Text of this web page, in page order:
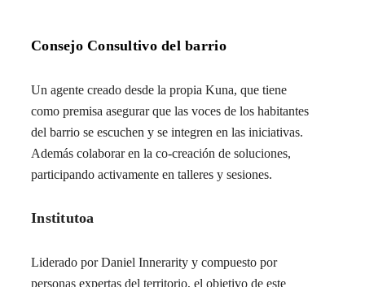
Consejo Consultivo del barrio
Un agente creado desde la propia Kuna, que tiene
como premisa asegurar que las voces de los habitantes
del barrio se escuchen y se integren en las iniciativas.
Además colaborar en la co-creación de soluciones,
participando activamente en talleres y sesiones.
Institutoa
Liderado por Daniel Innerarity y compuesto por
personas expertas del territorio, el objetivo de este